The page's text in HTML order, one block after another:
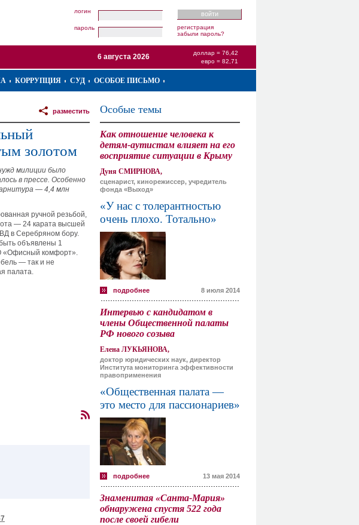
логин
пароль
регистрация
забыли пароль?
доллар = 76,42
евро = 82,71
6 августа 2026
КОРРУПЦИЯ СУД ОСОБОЕ ПИСЬМО
разместить
золотом
милиции было
в прессе. Особенно
— 4,4 млн
ручной резьбой,
— 24 карата высшей
в Серебряном бору.
быть объявлены 1
«Офисный комфорт».
— так и не
палата.
Особые темы
Как отношение человека к
детям-аутистам влияет на его
восприятие ситуации в Крыму
Дуня СМИРНОВА,
сценарист, кинорежиссер, учредитель
фонда «Выход»
«У нас с толерантностью
очень плохо. Тотально»
подробнее 8 июля 2014
Интервью с кандидатом в
члены Общественной палаты
РФ нового созыва
Елена ЛУКЬЯНОВА,
доктор юридических наук, директор
Института мониторинга эффективности
правоприменения
«Общественная палата —
это место для пассионариев»
подробнее 13 мая 2014
Знаменитая «Санта-Мария»
обнаружена спустя 522 года
после своей гибели